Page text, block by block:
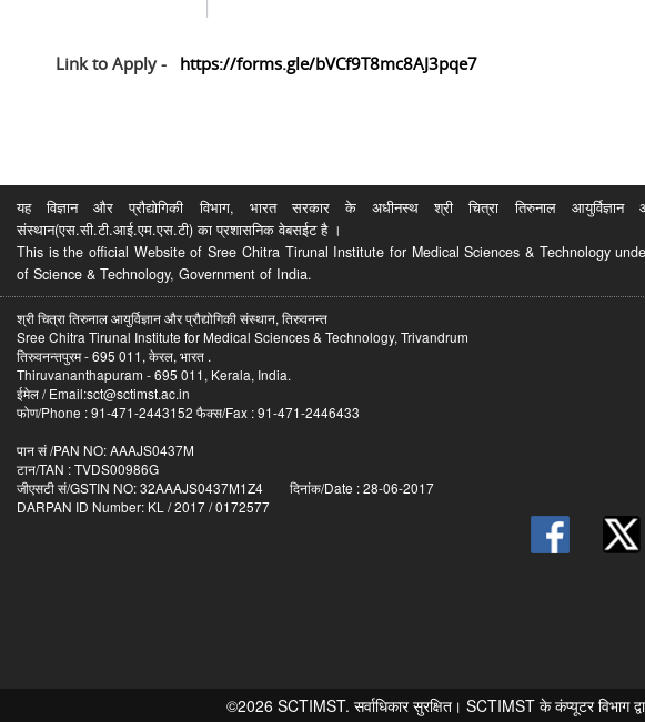
Link to Apply - https://forms.gle/bVCf9T8mc8AJ3pqe7
यह विज्ञान और प्रौद्योगिकी विभाग, भारत सरकार के अधीनस्थ श्री चित्रा तिरुनाल आयुर्विज्ञान और
संस्थान(एस.सी.टी.आई.एम.एस.टी) का प्रशासनिक वेबसईट है ।
This is the official Website of Sree Chitra Tirunal Institute for Medical Sciences & Technology
of Science & Technology, Government of India.
श्री चित्रा तिरुनाल आयुर्विज्ञान और प्रौद्योगिकी संस्थान, तिरुवनन्त
Sree Chitra Tirunal Institute for Medical Sciences & Technology, Trivandrum
तिरुवनन्तपुरम - 695 011, केरल, भारत .
Thiruvananthapuram - 695 011, Kerala, India.
ईमेल / Email:sct@sctimst.ac.in
फोण/Phone : 91-471-2443152 फैक्स/Fax : 91-471-2446433
पान सं /PAN NO: AAAJS0437M
टान/TAN : TVDS00986G
जीएसटी सं/GSTIN NO: 32AAAJS0437M1Z4 दिनांक/Date : 28-06-2017
DARPAN ID Number: KL / 2017 / 0172577
©2026 SCTIMST. सर्वाधिकार सुरक्षित। SCTIMST के कंप्यूटर विभाग